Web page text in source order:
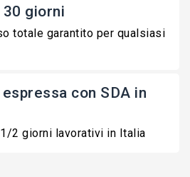
giorni
totale garantito per qualsiasi
con SDA in
2 giorni lavorativi in Italia